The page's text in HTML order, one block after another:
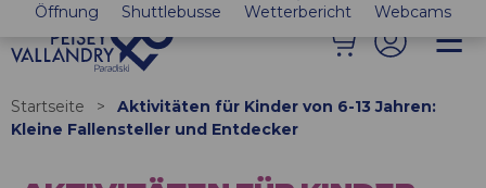
Öffnung Shuttlebusse Wetterbericht Webcams
Startseite >
Aktivitäten für Kinder von 6-13 Jahren:
Kleine Fallensteller und Entdecker